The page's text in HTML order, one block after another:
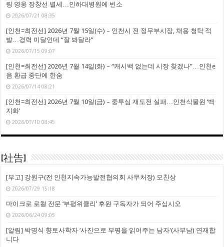
링 영웅 장창선 별세…인하대병원에 빈소
2026/07/21 08:35
[인천=최전선] 2026년 7월 15일(수) – 인천시 전 정무부시장, 채용 청탁 적
발…경력 미달인데 “잘 봐달라”
2026/07/15 09:07
[인천=최전선] 2026년 7월 14일(화) – “캐시백 없는데 시장 찾겠나”…인천e
음 환급 중단에 한숨
2026/07/14 08:21
[인천=최전선] 2026년 7월 10일(금) – 중투심 재도전 실패…인천식물원 ‘백
지화’
2026/07/10 08:45
[社告]
[부고] 강원구(전 인천지속가능발전협의회 사무처장) 모친상
2026/07/29 15:18
마이크로 로컬 전문 ‘부평위클리’ 후원 구독자가 되어 주십시오
2026/06/24 09:05
[알림] 박명식 향토사학자 ‘사진으로 부평을 읽어주는 남자'(사부남) 연재합
니다